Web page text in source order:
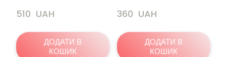
510  UAH
ДОДАТИ В
КОШИК
360  UAH
ДОДАТИ В
КОШИК